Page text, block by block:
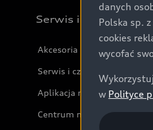
Serwis i akcesoria
Akcesoria
Serwis i części
Aplikacja myAudi i usługi
Centrum napraw
danych
Polska sp.
cookies
wycofać
w Polityce